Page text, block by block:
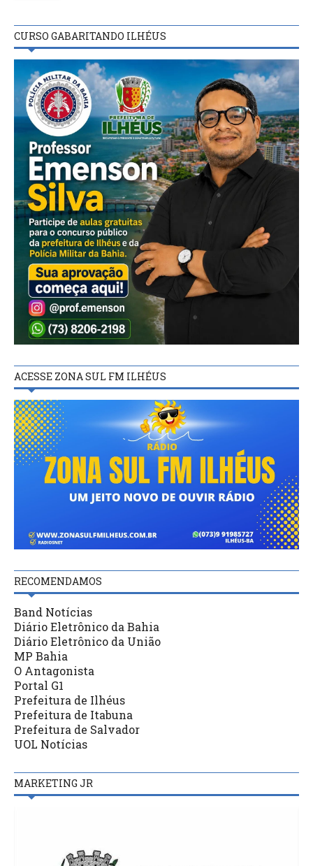
CURSO GABARITANDO ILHÉUS
ACESSE ZONA SUL FM ILHÉUS
RECOMENDAMOS
Band Notícias
Diário Eletrônico da Bahia
Diário Eletrônico da União
MP Bahia
O Antagonista
Portal G1
Prefeitura de Ilhéus
Prefeitura de Itabuna
Prefeitura de Salvador
UOL Notícias
MARKETING JR